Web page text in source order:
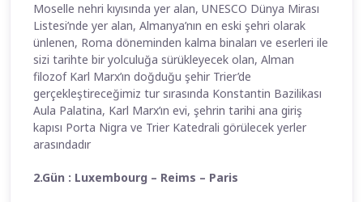
Moselle nehri kıyısında yer alan, UNESCO Dünya Mirası
Listesi’nde yer alan, Almanya’nın en eski şehri olarak
ünlenen, Roma döneminden kalma binaları ve eserleri ile
sizi tarihte bir yolculuğa sürükleyecek olan, Alman
filozof Karl Marx’ın doğduğu şehir Trier’de
gerçekleştireceğimiz tur sırasında Konstantin Bazilikası
Aula Palatina, Karl Marx’ın evi, şehrin tarihi ana giriş
kapısı Porta Nigra ve Trier Katedrali görülecek yerler
arasındadır
2.Gün : Luxembourg – Reims – Paris